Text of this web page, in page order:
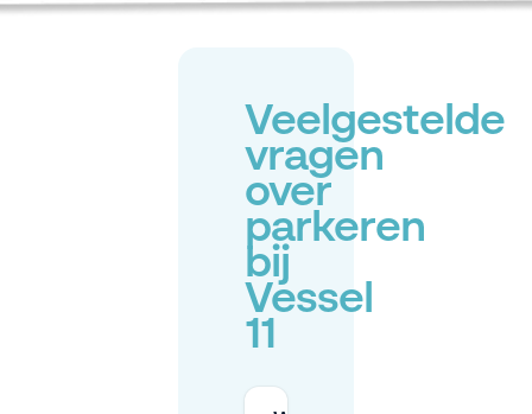
Veelgestelde
vragen
over
parkeren
bij
Vessel
11